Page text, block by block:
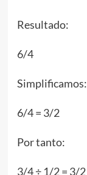
Resultado:
6/4
Simplificamos:
6/4 = 3/2
Por tanto:
3/4 ÷ 1/2 = 3/2